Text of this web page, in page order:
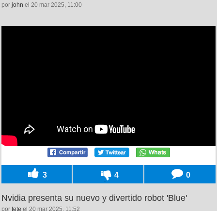
por john el 20 mar 2025, 11:00
3 4 0
Nvidia presenta su nuevo y divertido robot 'Blue'
por tete el 20 mar 2025, 11:52